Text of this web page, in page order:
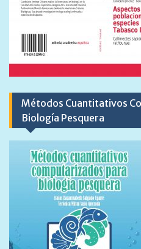
Métodos Cuantitativos
Biología Pesquera